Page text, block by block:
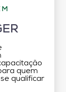
quem
qualificar